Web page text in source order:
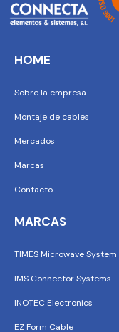
HOME
Sobre la empresa
Montaje de cables
Mercados
Marcas
Contacto
MARCAS
TIMES Microwave System
IMS Connector Systems
INOTEC Electronics
EZ Form Cable